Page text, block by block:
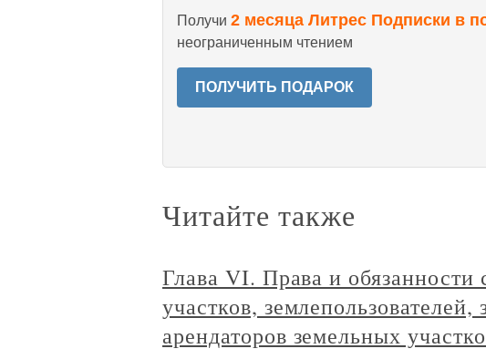
Получи 2 месяца Литрес Подписки в
неограниченным чтением
ПОЛУЧИТЬ ПОДАРОК
Читайте также
Глава VI. Права и обязанности
участков, землепользователей,
арендаторов земельных